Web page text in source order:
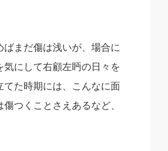
まだ傷は浅いが、場合に
にして右顧左眄の日々を
た時期には、こんなに面
つくことさえあるなど、